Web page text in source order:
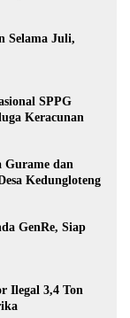
Selama Juli,
SPPG
Keracunan
dan
Kedungloteng
GenRe, Siap
Ilegal 3,4 Ton